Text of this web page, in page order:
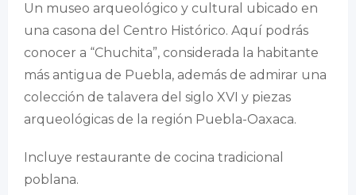
Un museo arqueológico y cultural ubicado en
una casona del Centro Histórico. Aquí podrás
conocer a “Chuchita”, considerada la habitante
más antigua de Puebla, además de admirar una
colección de talavera del siglo XVI y piezas
arqueológicas de la región Puebla-Oaxaca.
Incluye restaurante de cocina tradicional
poblana.